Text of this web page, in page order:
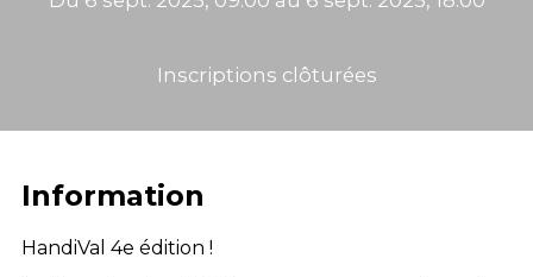
Inscriptions clôturées
Information
HandiVal 4e édition !